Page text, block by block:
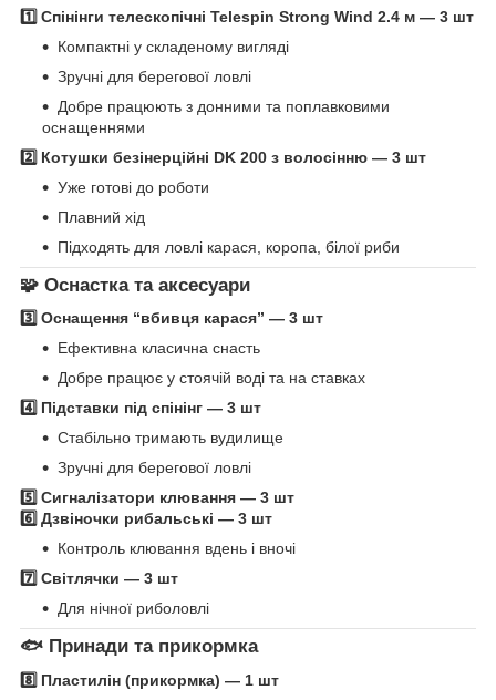
1️⃣ Спінінги телескопічні Telespin Strong Wind 2.4 м — 3 шт
Компактні у складеному вигляді
Зручні для берегової ловлі
Добре працюють з донними та поплавковими
оснащеннями
2️⃣ Котушки безінерційні DK 200 з волосінню — 3 шт
Уже готові до роботи
Плавний хід
Підходять для ловлі карася, коропа, білої риби
🧩 Оснастка та аксесуари
3️⃣ Оснащення “вбивця карася” — 3 шт
Ефективна класична снасть
Добре працює у стоячій воді та на ставках
4️⃣ Підставки під спінінг — 3 шт
Стабільно тримають вудилище
Зручні для берегової ловлі
5️⃣ Сигналізатори клювання — 3 шт
6️⃣ Дзвіночки рибальські — 3 шт
Контроль клювання вдень і вночі
7️⃣ Світлячки — 3 шт
Для нічної риболовлі
🐟 Принади та прикормка
8️⃣ Пластилін (прикормка) — 1 шт